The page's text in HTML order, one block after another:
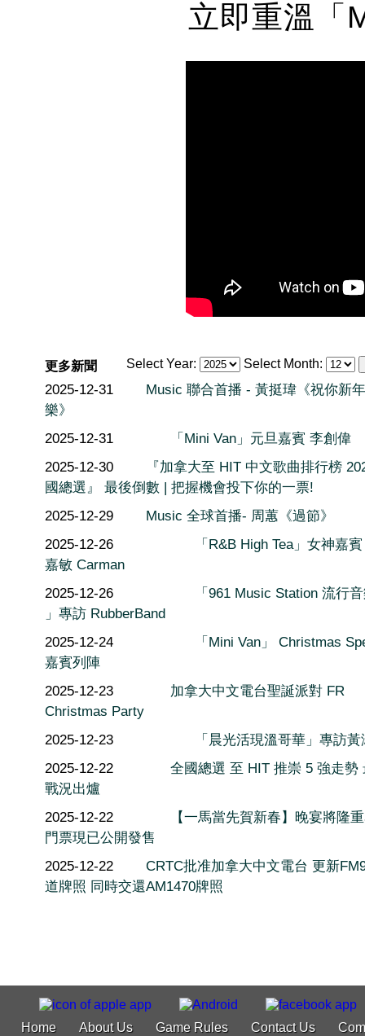
立即重溫「
Select Year: Select Month:
更多新聞
2025-12-31
Music 聯合首播 - 黃挺瑋《祝你新
樂》
2025-12-31
「Mini Van」元旦嘉賓 李創偉
2025-12-30
『加拿大至 HIT 中文歌曲排行榜
國總選』 最後倒數 | 把握機會投下你的一票!
2025-12-29
Music 全球首播- 周蕙《過節》
2025-12-26
「R&B High Tea」女神嘉
嘉敏 Carman
2025-12-26
「961 Music Station 流行
」專訪 RubberBand
2025-12-24
「Mini Van」 Christmas
嘉賓列陣
2025-12-23
加拿大中文電台聖誕派對 FR
Christmas Party
2025-12-23
「晨光活現溫哥華」專訪
2025-12-22
全國總選 至 HIT 推崇 5 強走勢
戰況出爐
2025-12-22
【一馬當先賀新春】晚宴將隆
門票現已公開發售
2025-12-22
CRTC批准加拿大中文電台 更新
道牌照 同時交還AM1470牌照
Home About Us Game Rules Contact Us